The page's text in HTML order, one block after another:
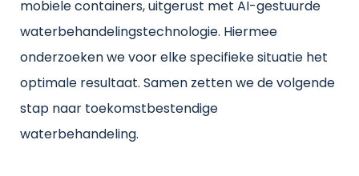
mobiele containers, uitgerust met AI-gestuurde
waterbehandelingstechnologie. Hiermee
onderzoeken we voor elke specifieke situatie het
optimale resultaat. Samen zetten we de volgende
stap naar toekomstbestendige
waterbehandeling.